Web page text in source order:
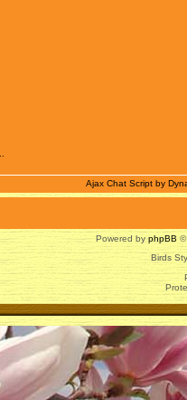
Ajax Chat Script by
Powered by phpBB ©
Birds